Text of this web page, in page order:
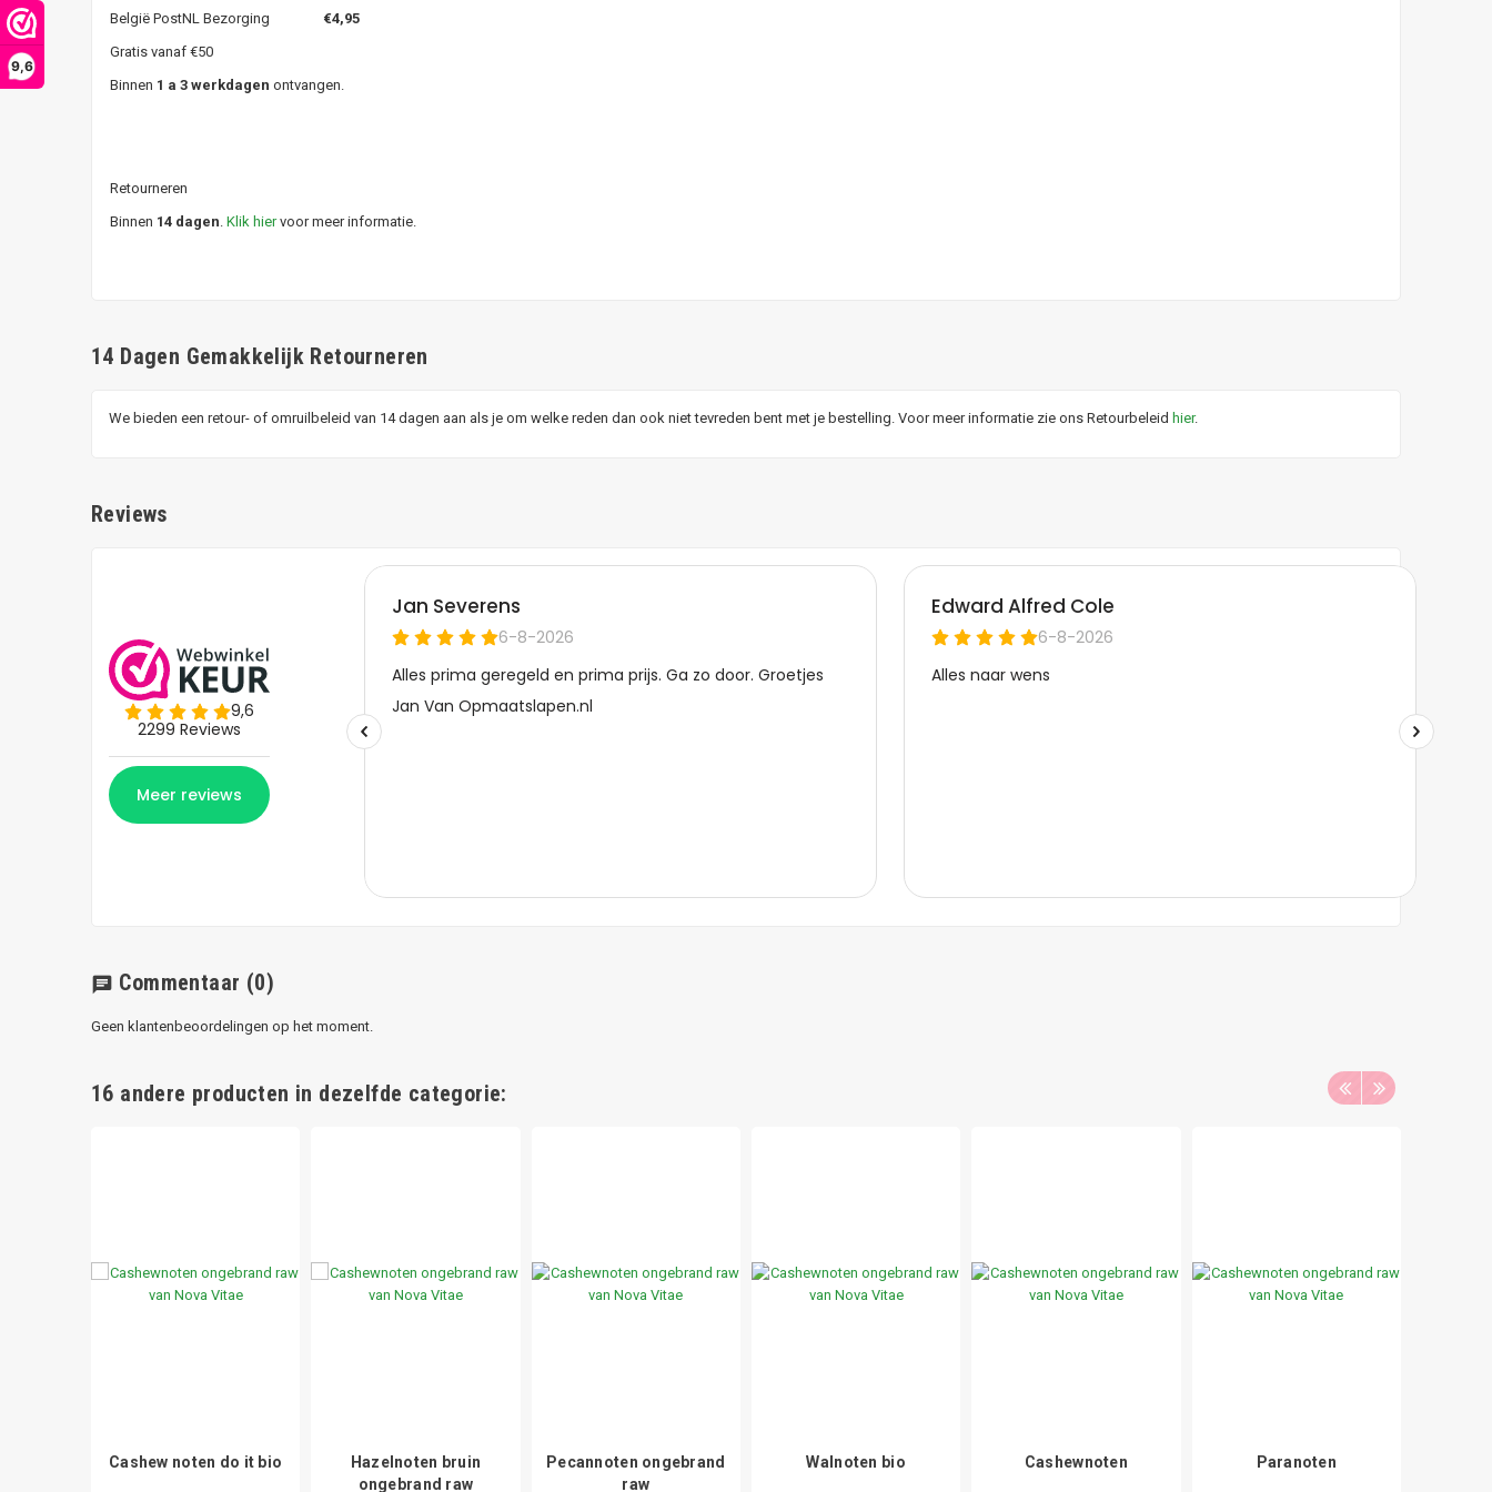
9,6
België PostNL Bezorging €4,95
Gratis vanaf €50
Binnen 1 a 3 werkdagen ontvangen.
Retourneren
Binnen 14 dagen. Klik hiervoor meer informatie.
14 Dagen Gemakkelijk Retourneren
We bieden een retour- of omruilbeleid van 14 dagen aan als je om welke reden dan ook niet tevreden bent met je bestelling. Voor meer informatie zie ons Retourbeleid hier.
Reviews
chat Commentaar (0)
Geen klantenbeoordelingen op het moment.
16 andere producten in dezelfde categorie:
Cashew noten do it bio
Hazelnoten bruin
ongebrand raw
Pecannoten ongebrand
raw
Walnoten bio Cashewnoten Paranoten